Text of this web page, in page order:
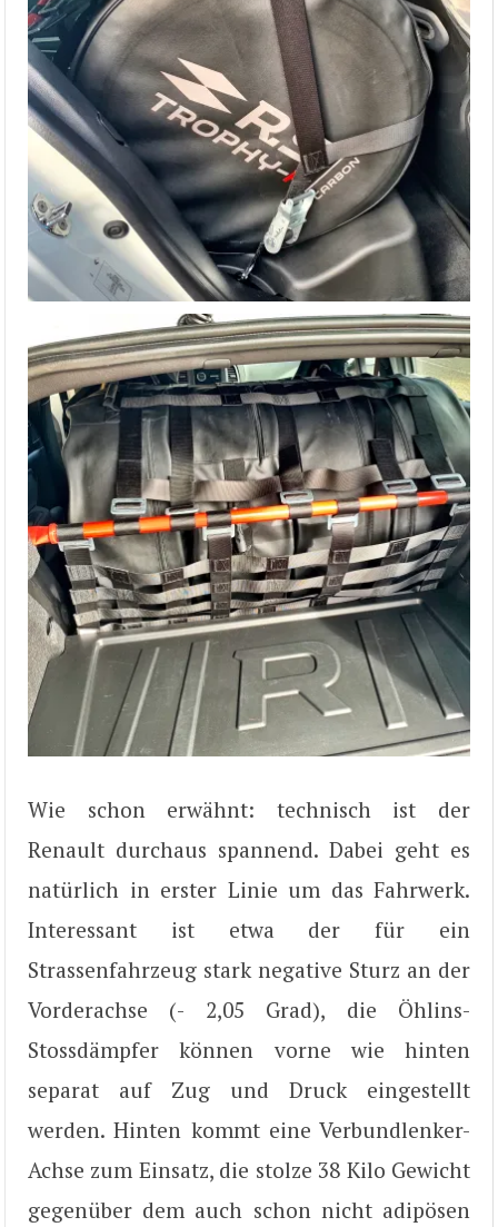
Wie schon erwähnt: technisch ist der
Renault durchaus spannend. Dabei geht es
natürlich in erster Linie um das Fahrwerk.
Interessant ist etwa der für ein
Strassenfahrzeug stark negative Sturz an der
Vorderachse (- 2,05 Grad), die Öhlins-
Stossdämpfer können vorne wie hinten
separat auf Zug und Druck eingestellt
werden. Hinten kommt eine Verbundlenker-
Achse zum Einsatz, die stolze 38 Kilo Gewicht
gegenüber dem auch schon nicht adipösen